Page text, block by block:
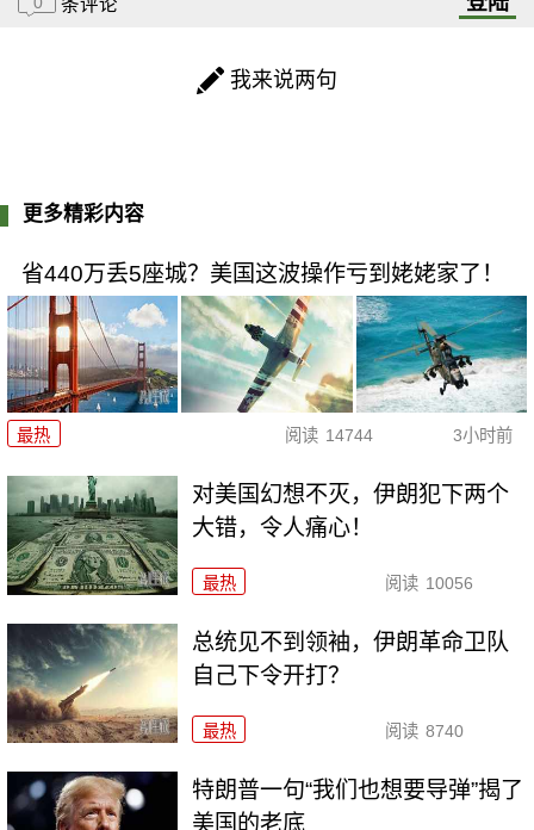
我来说两句
更多精彩内容
省440万丢5座城？美国这波操作亏到姥姥家了！
最热 阅读 14744 3小时前
对美国幻想不灭，伊朗犯下两个
大错，令人痛心！
最热 阅读 10056
总统见不到领袖，伊朗革命卫队
自己下令开打？
最热 阅读 8740
特朗普一句“我们也想要导弹”揭了
美国的老底